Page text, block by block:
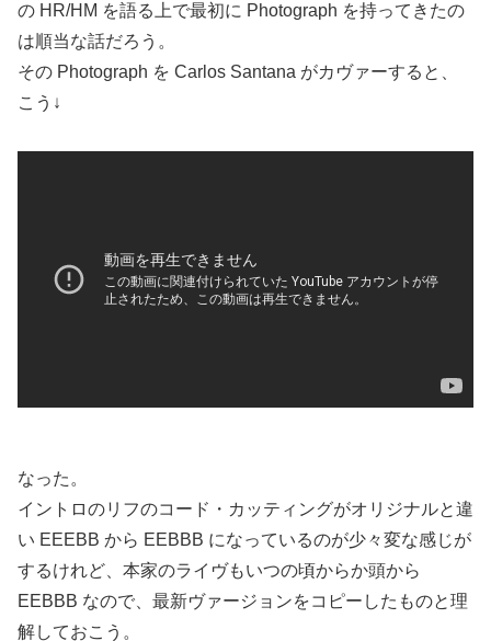
の HR/HM を語る上で最初に Photograph を持ってきたの
は順当な話だろう。
その Photograph を Carlos Santana がカヴァーすると、
こう↓
なった。
イントロのリフのコード・カッティングがオリジナルと違
い EEEBB から EEBBB になっているのが少々変な感じが
するけれど、本家のライヴもいつの頃からか頭から
EEBBB なので、最新ヴァージョンをコピーしたものと理
解しておこう。